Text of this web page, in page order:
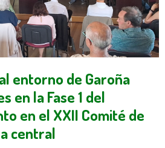
entorno de Garoña
en la Fase 1 del
en el XXII Comité de
central